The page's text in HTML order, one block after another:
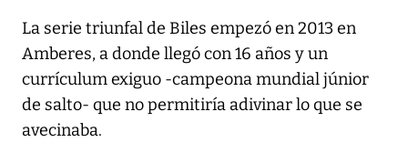
La serie triunfal de Biles empezó en 2013 en
Amberes, a donde llegó con 16 años y un
currículum exiguo -campeona mundial júnior
de salto- que no permitiría adivinar lo que se
avecinaba.